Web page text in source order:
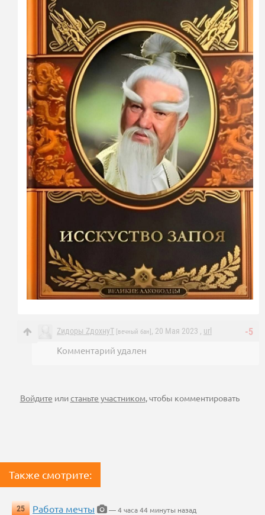
-5
Zидоpы ZдохнуT [вечный бан] , 20 Мая 2023 , url
Комментарий удален
Войдите илистаньте участником, чтобы комментировать
Также смотрите:
25 Работа мечты
— 4 часа 44 минуты назад